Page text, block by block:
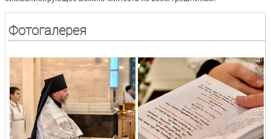
Фотогалерея